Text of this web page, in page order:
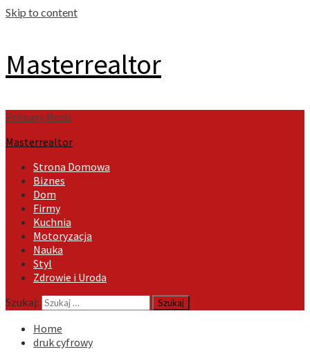
Skip to content
Masterrealtor
Primary Menu
Masterrealtor
Strona Domowa
Biznes
Dom
Firmy
Kuchnia
Motoryzacja
Nauka
Styl
Zdrowie i Uroda
Szukaj:
Home
druk cyfrowy